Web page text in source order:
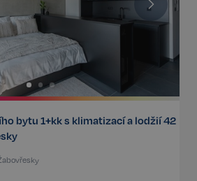
bytu 1+kk s klimatizací a lodžií 42